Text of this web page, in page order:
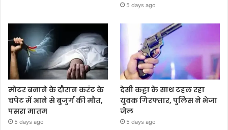
5 days ago
मोटर बनाने के दौरान करंट के
चपेट में आने से बुजुर्ग की मौत,
पसरा मातम
5 days ago
देसी कट्टा के साथ टहल रहा
युवक गिरफ्तार, पुलिस ने भेजा
जेल
5 days ago